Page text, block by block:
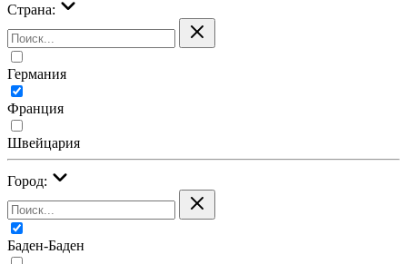
Страна:
Германия
Франция
Швейцария
Город:
Баден-Баден